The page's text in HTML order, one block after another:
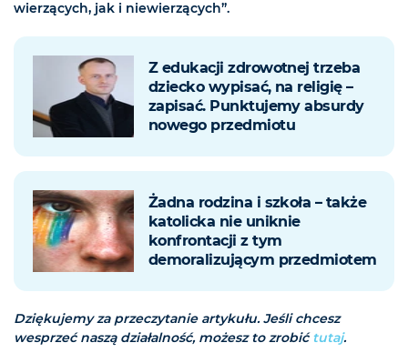
wierzących, jak i niewierzących”.
Z edukacji zdrowotnej trzeba
dziecko wypisać, na religię –
zapisać. Punktujemy absurdy
nowego przedmiotu
Żadna rodzina i szkoła – także
katolicka nie uniknie
konfrontacji z tym
demoralizującym przedmiotem
Dziękujemy za przeczytanie artykułu. Jeśli chcesz
wesprzeć naszą działalność, możesz to zrobićtutaj.